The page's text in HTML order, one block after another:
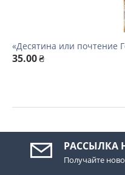
«Десятина или почтение
35.00₴
РАССЫЛКА
Получайте